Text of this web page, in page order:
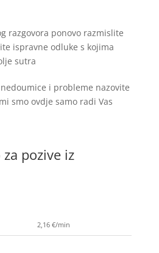
razgovora ponovo razmislite
ispravne odluke s kojima
sutra
i probleme nazovite
smo ovdje samo radi Vas
pozive iz
2,16 €/min